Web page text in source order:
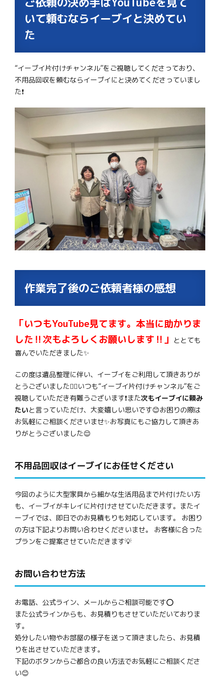
いて頼むならイーブイと決めてい
た
“イーブイ片付けチャンネル”をご視聴してくださっており、
不用品回収を頼むならイーブイにと決めてくださっていまし
た❗
作業完了後のご依頼者様の感想
「いつもYouTube見てます。本当に助かりま
した‼次もよろしくお願いします‼」
ととても
喜んでいただきました✨
この度は遺品整理に伴い、イーブイをご利用して頂きありが
とうございました🙇‍♂️いつも“イーブイ片付けチャンネル”をご
視聴していただき有難うございます❗また次もイーブイに頼み
たいと言っていただけ、大変嬉しい思いです😊お困りの際は
お気軽にご相談くださいませ✨お写真にもご協力して頂きあ
りがとうございました😌
不用品回収はイーブイにお任せください
今回のように大型家具から細かな生活用品まで片付けたい方
も、イーブイがキレイに片付けさせていただきます。またイ
ーブイでは、即日でのお見積もりも対応しています。 お困り
の方は下記よりお問い合わせくださいませ。 お客様に合った
プランをご提案させていただきます💡
お問い合わせ方法
お電話、公式ライン、メールからご相談可能です⭕
また公式ラインからも、お見積りもさせていただいておりま
す。
処分したい物やお部屋の様子を送って頂きましたら、お見積
りを出させていただきます。
下記のボタンからご都合の良い方法でお気軽にご相談くださ
い😊